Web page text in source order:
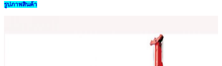
รูปภาพสินค้า